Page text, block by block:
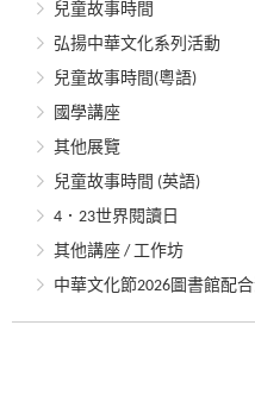
兒童故事時間
弘揚中華文化系列活動
兒童故事時間(粵語)
國學講座
其他展覽
兒童故事時間 (英語)
4．23世界閱讀日
其他講座 / 工作坊
中華文化節2026圖書館配